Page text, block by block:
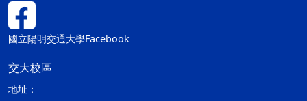
國立陽明交通大學Facebook
交大校區
地址：